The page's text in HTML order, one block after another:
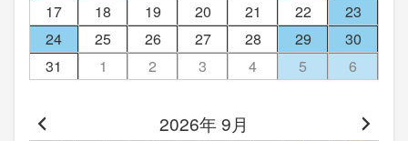
17
18 19 20 21 22
23
24
25 26 27 28 29
30
31
1 2 3 4 5 6
2026年 9月